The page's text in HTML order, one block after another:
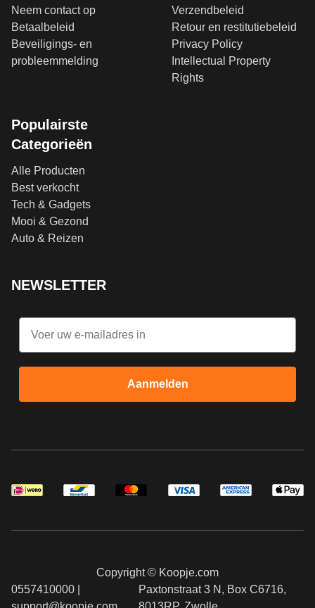
Neem contact op
Betaalbeleid
Beveiligings- en
probleemmelding
Verzendbeleid
Retour en restitutiebeleid
Privacy Policy
Intellectual Property
Rights
Populairste
Categorieën
Alle Producten
Best verkocht
Tech & Gadgets
Mooi & Gezond
Auto & Reizen
NEWSLETTER
Email
Aanmelden
Copyright © Koopje.com
0557410000 |
Paxtonstraat 3 N, Box C6716,